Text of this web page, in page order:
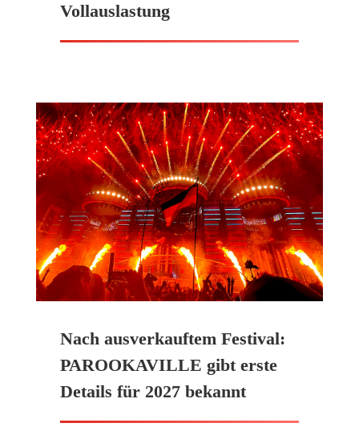
Vollauslastung
Nach ausverkauftem Festival:
PAROOKAVILLE gibt erste
Details für 2027 bekannt